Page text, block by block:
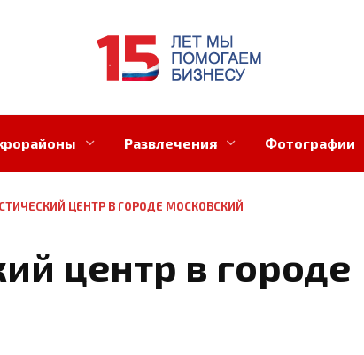
Развлечения Фотографии
ЦЕНТР В ГОРОДЕ МОСКОВСКИЙ
центр в городе